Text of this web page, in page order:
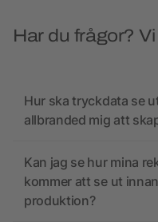
Har du frågor?
Hur ska tryckdata se
allbranded mig att
Kan jag se hur mina
kommer att se ut
produktion?